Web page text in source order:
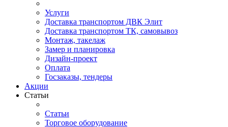
Услуги
Доставка транспортом ДВК Элит
Доставка транспортом ТК, самовывоз
Монтаж, такелаж
Замер и планировка
Дизайн-проект
Оплата
Госзаказы, тендеры
Акции
Статьи
Статьи
Торговое оборудование